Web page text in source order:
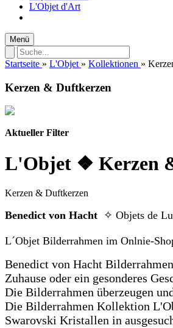
L'Objet d'Art
Menü
Startseite » L'Objet » Kollektionen »
Kerzen & Duftkerzen
Aktueller Filter
L'Objet ❖ Kerzen
Kerzen & Duftkerzen
Benedict von Hacht ✧ Objets de
L´Objet Bilderrahmen im Onlnie-
Benedict von Hacht
Zuhause oder ein gesonderes
Die Bilderrahmen überzeugen
Die Bilderrahmen Kollektion
Swarovski Kristallen in